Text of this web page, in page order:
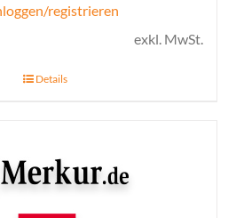
registrieren
exkl. MwSt.
Details